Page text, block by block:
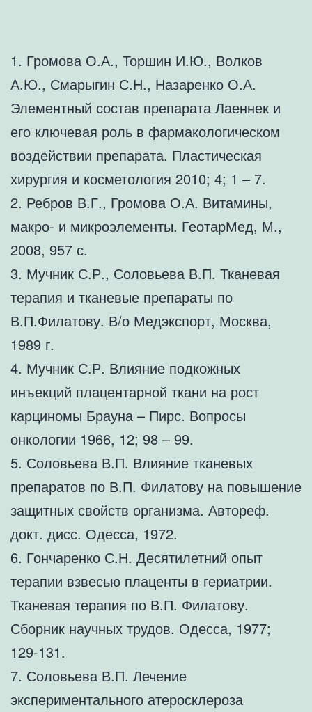
1. Громова О.А., Торшин И.Ю., Волков
А.Ю., Смарыгин С.Н., Назаренко О.А.
Элементный состав препарата Лаеннек и
его ключевая роль в фармакологическом
воздействии препарата. Пластическая
хирургия и косметология 2010; 4; 1 – 7.
2. Ребров В.Г., Громова О.А. Витамины,
макро- и микроэлементы. ГеотарМед, М.,
2008, 957 с.
3. Мучник С.Р., Соловьева В.П. Тканевая
терапия и тканевые препараты по
В.П.Филатову. В/о Медэкспорт, Москва,
1989 г.
4. Мучник С.Р. Влияние подкожных
инъекций плацентарной ткани на рост
карциномы Брауна – Пирс. Вопросы
онкологии 1966, 12; 98 – 99.
5. Соловьева В.П. Влияние тканевых
препаратов по В.П. Филатову на повышение
защитных свойств организма. Автореф.
докт. дисс. Одесса, 1972.
6. Гончаренко С.Н. Десятилетний опыт
терапии взвесью плаценты в гериатрии.
Тканевая терапия по В.П. Филатову.
Сборник научных трудов. Одесса, 1977;
129-131.
7. Соловьева В.П. Лечение
экспериментального атеросклероза